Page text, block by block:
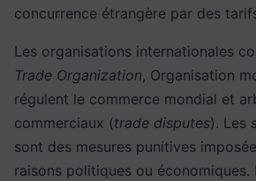
concurrence étrangère par des
Les organisations internationales
Trade Organization, Organisation
régulent le commerce mondial et
commerciaux (trade disputes). Les
sont des mesures punitives
raisons politiques ou économiques.